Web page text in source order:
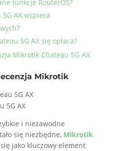
funkcje RouterOS?
AX wspiera
5G AX się opłaca?
Mikrotik Chateau 5G AX
Mikrotik
5G AX
i niezawodne
się niezbędne, Mikrotik
jako kluczowy element